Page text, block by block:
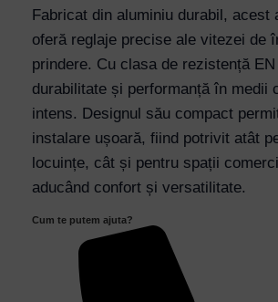
Usa,
60-
80
Kg,
Aluminiu
-
Secukey
C-
Fabricat din aluminiu durabil, acest
oferă reglaje precise ale vitezei de
prindere. Cu clasa de rezistență
durabilitate și performanță în medii
intens. Designul său compact
instalare ușoară, fiind potrivit atât
locuințe, cât și pentru spații
aducând confort și versatilitate.
Cum te putem ajuta?